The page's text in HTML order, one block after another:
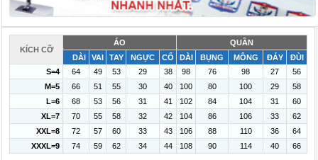
KÍCH CỠ
ÁO
QUẦN
DÀI
VAI TAY NGỰC CỔ DÀI BỤNG MÔNG ĐÁY
ĐÙI
S=4
64 49 53 29 38 98 76 98 27
56
M=5
66 51 55 30 40 100 80 100 29
58
L=6
68 53 56 31 41 102 84 104 31
60
XL=7
70 55 58 32 42 104 86 106 33
62
XXL=8
72 57 60 33 43 106 88 110 36
64
XXXL=9
74 59 62 34 44 108 90 114 40 66